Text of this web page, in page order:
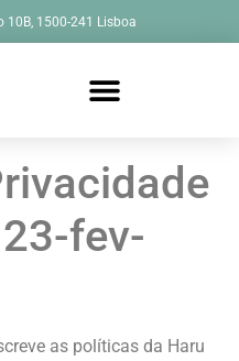
10B, 1500-241 Lisboa
fev-
as políticas da Haru